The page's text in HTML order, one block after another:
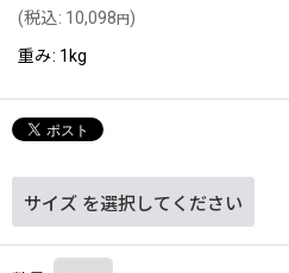
(税込: 10,098円)
重み: 1kg
サイズ を選択してください